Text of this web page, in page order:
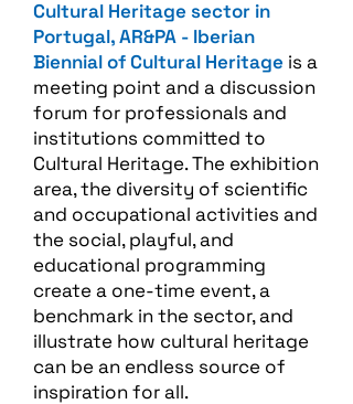
Cultural Heritage sector in
Portugal, AR&PA - Iberian
Biennial of Cultural Heritage is a
meeting point and a discussion
forum for professionals and
institutions committed to
Cultural Heritage. The exhibition
area, the diversity of scientific
and occupational activities and
the social, playful, and
educational programming
create a one-time event, a
benchmark in the sector, and
illustrate how cultural heritage
can be an endless source of
inspiration for all.